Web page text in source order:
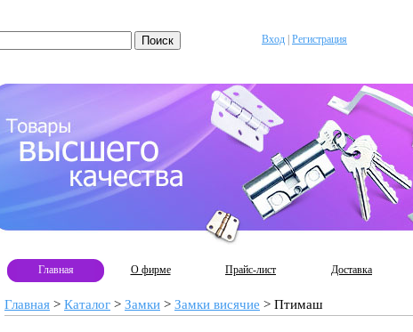
Вход Регистрация
Главная О фирме Прайс-лист Доставка
Главная > Каталог > Замки > Замки висячие > Птимаш